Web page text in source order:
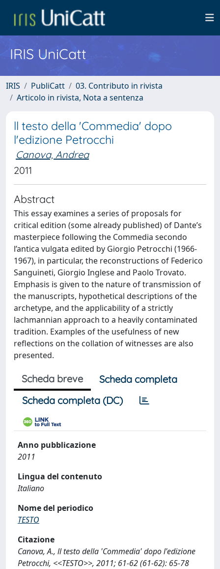
IRIS UniCatt
IRIS PubliCatt
03. Contributo in rivista
Articolo in rivista, Nota a sentenza
ll testo della 'Commedia' dopo
l'edizione Petrocchi
Canova, Andrea
2011
Abstract
This essay examines a series of proposals for
critical edition (some already published) of Dante’s
masterpiece following the Commedia secondo
l’antica vulgata edited by Giorgio Petrocchi (1966-
1967), in particular, the reconstructions of Federico
Sanguineti, Giorgio Inglese and Paolo Trovato.
Emphasis is given to the nature of transmission of
the manuscripts, hypothetical descriptions of the
archetype, and the applicability of a strictly
lachmannian approach to a heavily contaminated
tradition. Examples of the usefulness of new
reflections on the collation of witnesses are also
presented.
Scheda breve
Scheda completa
Scheda completa (DC)
Anno pubblicazione
2011
Lingua del contenuto
Italiano
Nome del periodico
TESTO
Citazione
Canova, A., ll testo della 'Commedia' dopo l'edizione
Petrocchi, <<TESTO>>, 2011; 61-62 (61-62): 65-78